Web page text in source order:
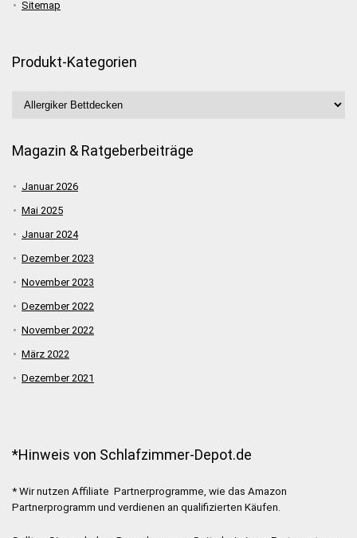
Sitemap
Produkt-Kategorien
Magazin & Ratgeberbeiträge
Januar 2026
Mai 2025
Januar 2024
Dezember 2023
November 2023
Dezember 2022
November 2022
März 2022
Dezember 2021
*Hinweis von Schlafzimmer-Depot.de
* Wir nutzen Affiliate Partnerprogramme, wie das Amazon
Partnerprogramm und verdienen an qualifizierten Käufen.